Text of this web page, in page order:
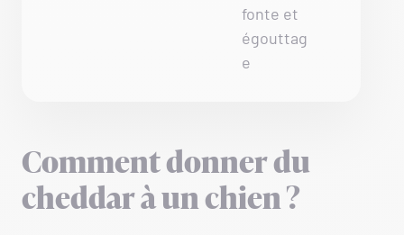
fonte et
égouttag
e
Comment donner du
cheddar à un chien ?